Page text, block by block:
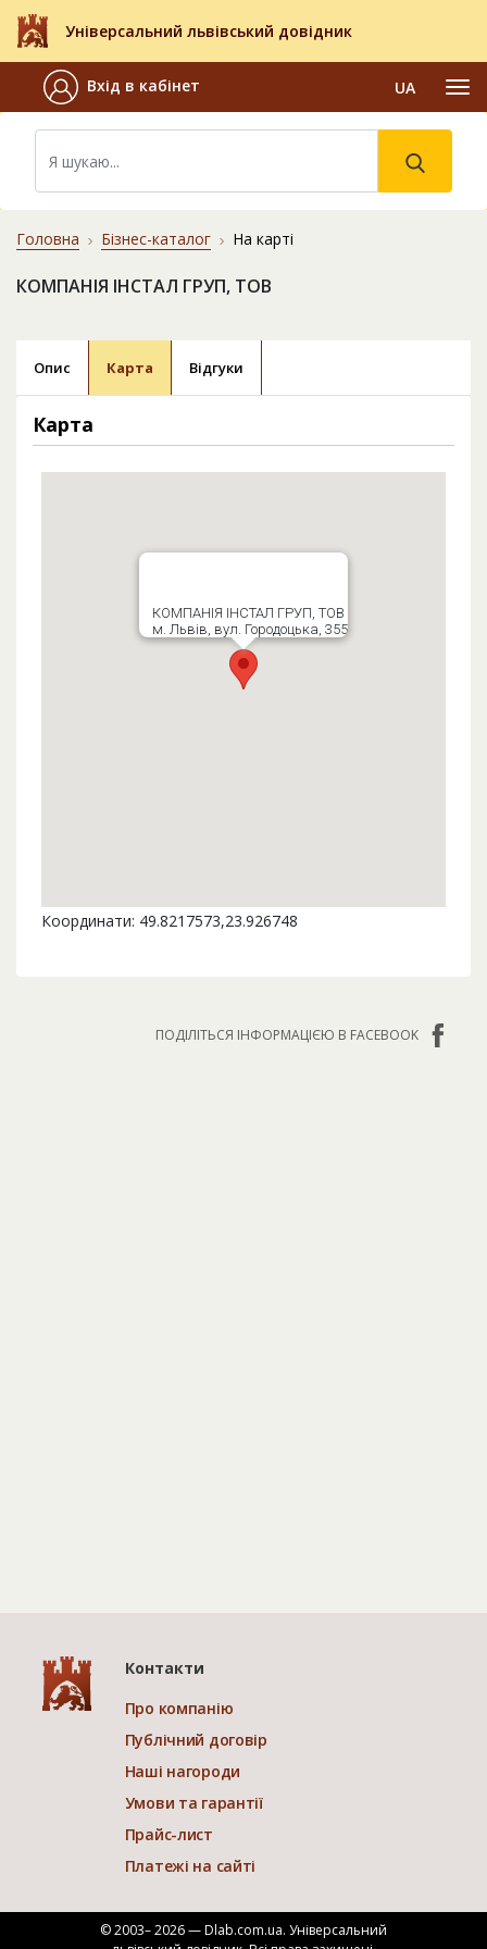
Універсальний львівський довідник
Вхід в кабінет UA
Головна Бізнес-каталог На карті
КОМПАНІЯ ІНСТАЛ ГРУП, ТОВ
Опис Карта Відгуки
Карта
КОМПАНІЯ ІНСТАЛ ГРУП, ТОВ
м. Львів, вул. Городоцька, 355
Координати: 49.8217573,23.926748
ПОДІЛІТЬСЯ ІНФОРМАЦІЄЮ В FACEBOOK
Контакти
Про компанію
Публічний договір
Наші нагороди
Умови та гарантії
Прайс-лист
Платежі на сайті
© 2003– 2026 — Dlab.com.ua. Універсальний